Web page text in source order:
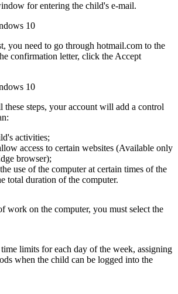
for entering the child's e-mail.
you need to go through hotmail.com to the
confirmation letter, click the Accept
these steps, your account will add a control
activities;
access to certain websites (Available only
browser);
use of the computer at certain times of the
total duration of the computer.
work on the computer, you must select the
limits for each day of the week, assigning
when the child can be logged into the